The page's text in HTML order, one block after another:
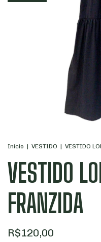
Início | VESTIDO | VESTIDO
VESTIDO
FRANZIDA
R$120,00